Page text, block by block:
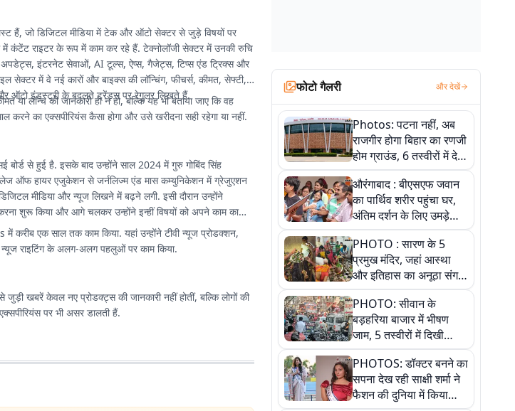
हैं, जो डिजिटल मीडिया में टेक और ऑटो सेक्टर से जुड़े विषयों पर
में कंटेंट राइटर के रूप में काम कर रहे हैं. टेक्नोलॉजी सेक्टर में उनकी रुचि
अपडेट्स, इंटरनेट सेवाओं, AI टूल्स, ऐप्स, गैजेट्स, टिप्स एंड ट्रिक्स और
सेक्टर में वे नई कारों और बाइक्स की लॉन्चिंग, फीचर्स, कीमत, सेफ्टी,
ऑटो इंडस्ट्री के बदलते ट्रेंड्स पर रेगुलर लिखते हैं.
या लॉन्च की जानकारी ही न हो, बल्कि यह भी बताया जाए कि वह
करने का एक्सपीरियंस कैसा होगा और उसे खरीदना सही रहेगा या नहीं.
बोर्ड से हुई है. इसके बाद उन्होंने साल 2024 में गुरु गोबिंद सिंह
ऑफ हायर एजुकेशन से जर्नलिज्म एंड मास कम्युनिकेशन में ग्रेजुएशन
मीडिया और न्यूज लिखने में बढ़ने लगी. इसी दौरान उन्होंने
शुरू किया और आगे चलकर उन्होंने इन्हीं विषयों को अपने काम का
एक साल तक काम किया. यहां उन्होंने टीवी न्यूज प्रोडक्शन,
राइटिंग के अलग-अलग पहलुओं पर काम किया.
खबरें केवल नए प्रोडक्ट्स की जानकारी नहीं होतीं, बल्कि लोगों की
पर भी असर डालती हैं.
फोटो गैलरी और देखें
Photos: पटना नहीं, अब
राजगीर होगा बिहार का रणजी
होम ग्राउंड, 6 तस्वीरों में देखें
नए स्टेडियम की पूरी कहानी
औरंगाबाद : बीएसएफ जवान
का पार्थिव शरीर पहुंचा घर,
अंतिम दर्शन के लिए उमड़े
लोग
PHOTO : सारण के 5
प्रमुख मंदिर, जहां आस्था
और इतिहास का अनूठा संगम,
तस्वीरों में जानिए
PHOTO: सीवान के
बड़हरिया बाजार में भीषण
जाम, 5 तस्वीरों में दिखी
अव्यवस्था
PHOTOS: डॉक्टर बनने का
सपना देख रही साक्षी शर्मा ने
फैशन की दुनिया में किया